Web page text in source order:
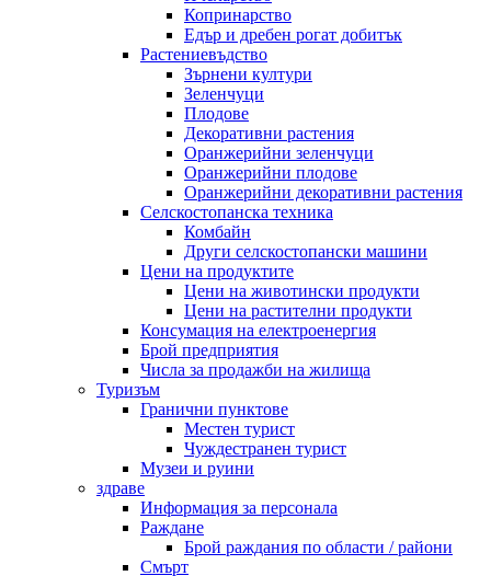
Копринарство
Едър и дребен рогат добитък
Растениевъдство
Зърнени култури
Зеленчуци
Плодове
Декоративни растения
Оранжерийни зеленчуци
Оранжерийни плодове
Оранжерийни декоративни растения
Селскостопанска техника
Комбайн
Други селскостопански машини
Цени на продуктите
Цени на животински продукти
Цени на растителни продукти
Консумация на електроенергия
Брой предприятия
Числа за продажби на жилища
Туризъм
Гранични пунктове
Местен турист
Чуждестранен турист
Музеи и руини
здраве
Информация за персонала
Раждане
Брой раждания по области / райони
Смърт